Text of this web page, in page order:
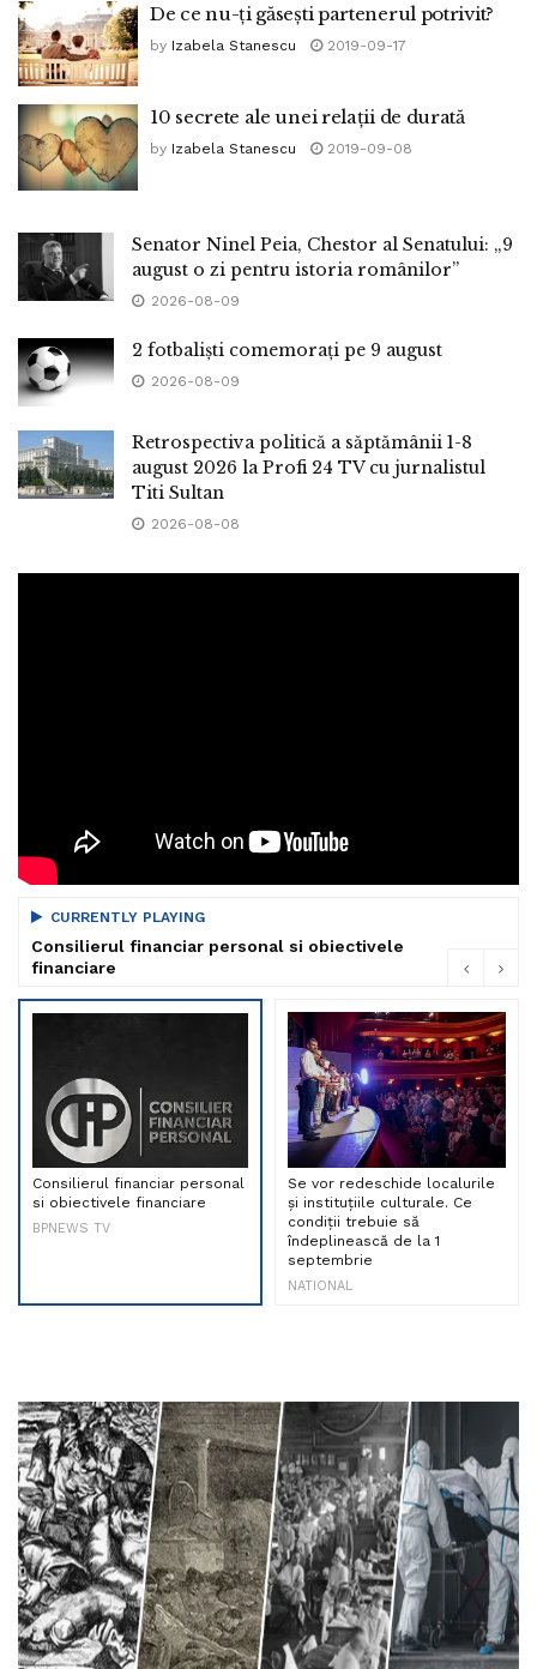
De ce nu-ți găsești partenerul potrivit?
by Izabela Stanescu 2019-09-17
10 secrete ale unei relații de durată
by Izabela Stanescu 2019-09-08
Senator Ninel Peia, Chestor al Senatului: „9
august o zi pentru istoria românilor”
2026-08-09
2 fotbaliști comemorați pe 9 august
2026-08-09
Retrospectiva politică a săptămânii 1-8
august 2026 la Profi 24 TV cu jurnalistul
Titi Sultan
2026-08-08
CURRENTLY PLAYING
Consilierul financiar personal si obiectivele
financiare
Consilierul financiar personal
si obiectivele financiare
BPNEWS TV
Se vor redeschide localurile
și instituțiile culturale. Ce
condiții trebuie să
îndeplinească de la 1
septembrie
NATIONAL